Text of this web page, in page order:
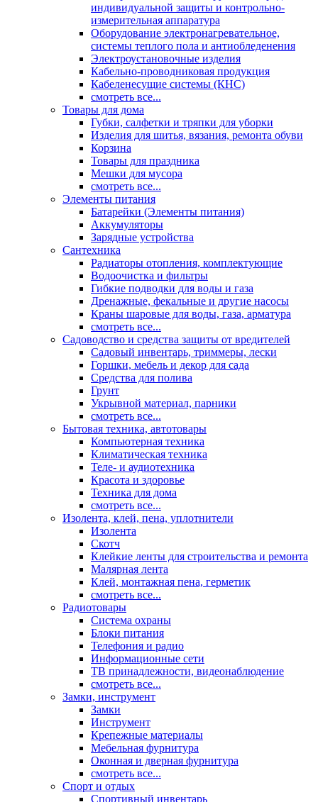
индивидуальной защиты и контрольно-
измерительная аппаратура
Оборудование электронагревательное,
системы теплого пола и антиобледенения
Электроустановочные изделия
Кабельно-проводниковая продукция
Кабеленесущие системы (КНС)
смотреть все...
Товары для дома
Губки, салфетки и тряпки для уборки
Изделия для шитья, вязания, ремонта обуви
Корзина
Товары для праздника
Мешки для мусора
смотреть все...
Элементы питания
Батарейки (Элементы питания)
Аккумуляторы
Зарядные устройства
Сантехника
Радиаторы отопления, комплектующие
Водоочистка и фильтры
Гибкие подводки для воды и газа
Дренажные, фекальные и другие насосы
Краны шаровые для воды, газа, арматура
смотреть все...
Садоводство и средства защиты от вредителей
Садовый инвентарь, триммеры, лески
Горшки, мебель и декор для сада
Средства для полива
Грунт
Укрывной материал, парники
смотреть все...
Бытовая техника, автотовары
Компьютерная техника
Климатическая техника
Теле- и аудиотехника
Красота и здоровье
Техника для дома
смотреть все...
Изолента, клей, пена, уплотнители
Изолента
Скотч
Клейкие ленты для строительства и ремонта
Малярная лента
Клей, монтажная пена, герметик
смотреть все...
Радиотовары
Система охраны
Блоки питания
Телефония и радио
Информационные сети
ТВ принадлежности, видеонаблюдение
смотреть все...
Замки, инструмент
Замки
Инструмент
Крепежные материалы
Мебельная фурнитура
Оконная и дверная фурнитура
смотреть все...
Спорт и отдых
Спортивный инвентарь